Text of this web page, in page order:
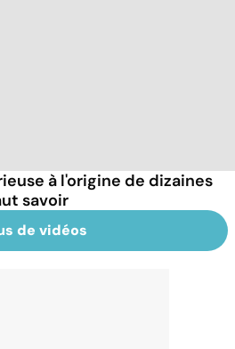
à l'origine de dizaines
savoir
de vidéos